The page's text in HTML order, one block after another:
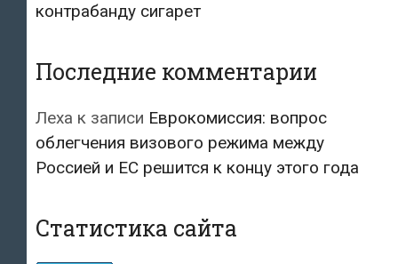
контрабанду сигарет
Последние комментарии
Леха к записи Еврокомиссия: вопрос
облегчения визового режима между
Россией и ЕС решится к концу этого года
Статистика сайта